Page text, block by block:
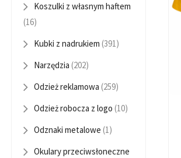
Koszulki z własnym haftem
(16)
Kubki z nadrukiem (391)
Narzędzia (202)
Odzież reklamowa (259)
Odzież robocza z logo (10)
Odznaki metalowe (1)
Okulary przeciwsłoneczne